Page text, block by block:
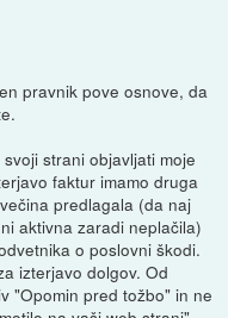
pravnik pove osnove, da
strani objavljati moje
faktur imamo druga
predlagala (da naj
aktivna zaradi neplačila)
o poslovni škodi.
izterjavo dolgov. Od
"Opomin pred tožbo" in ne